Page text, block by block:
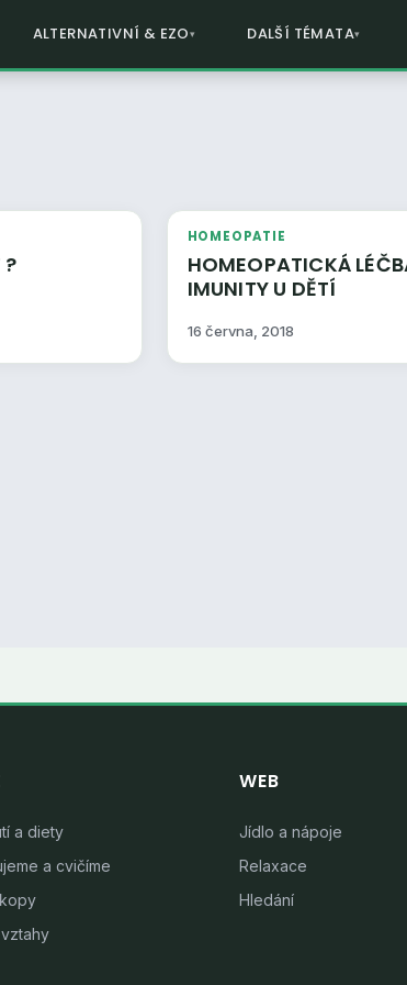
ALTERNATIVNÍ & EZO DALŠÍ TÉMATA
?
HOMEOPATIE
HOMEOPATICKÁ LÉČBA PORUCH
IMUNITY U DĚTÍ
16 června, 2018
a diety
a cvičíme
WEB
Jídlo a nápoje
Relaxace
Hledání